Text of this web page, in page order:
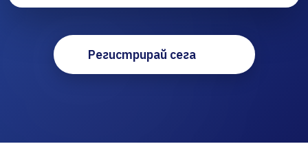
Регистрирай сега